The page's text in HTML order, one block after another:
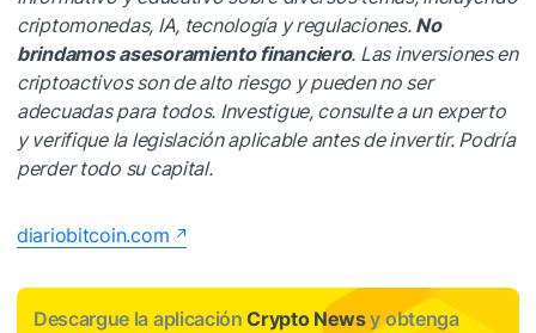
criptomonedas, IA, tecnología y regulaciones. No
brindamos asesoramiento financiero. Las inversiones en
criptoactivos son de alto riesgo y pueden no ser
adecuadas para todos. Investigue, consulte a un experto
y verifique la legislación aplicable antes de invertir. Podría
perder todo su capital.
diariobitcoin.com
Descargue la aplicaciónCrypto Newsy obtenga